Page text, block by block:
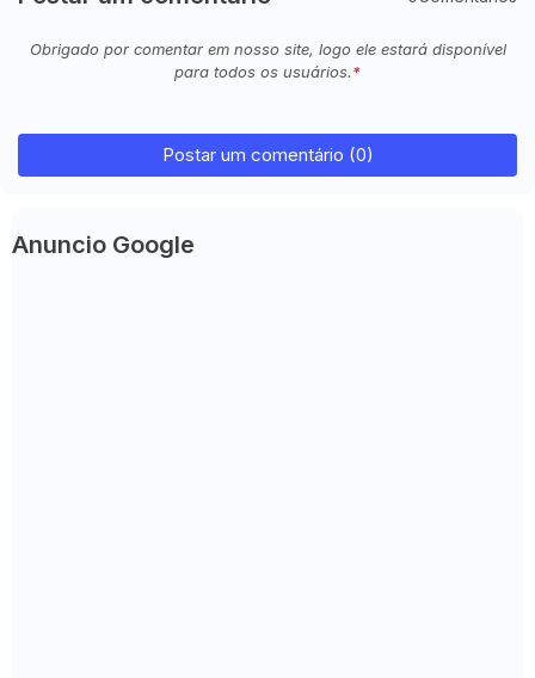
Obrigado por comentar em nosso site, logo ele estará disponível
para todos os usuários.
Postar um comentário (0)
Anuncio Google